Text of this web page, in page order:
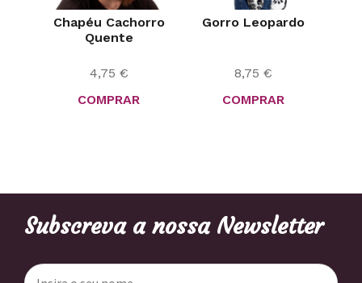
Chapéu Cachorro
Quente
4,75 €
COMPRAR
Gorro Leopardo
8,75 €
COMPRAR
Subscreva a nossa Newsletter